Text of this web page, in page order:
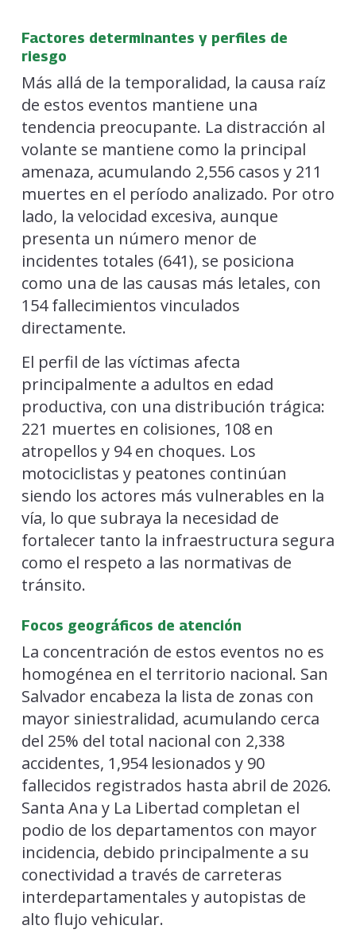
Factores determinantes y perfiles de
riesgo
Más allá de la temporalidad, la causa raíz
de estos eventos mantiene una
tendencia preocupante. La distracción al
volante se mantiene como la principal
amenaza, acumulando 2,556 casos y 211
muertes en el período analizado. Por otro
lado, la velocidad excesiva, aunque
presenta un número menor de
incidentes totales (641), se posiciona
como una de las causas más letales, con
154 fallecimientos vinculados
directamente.
El perfil de las víctimas afecta
principalmente a adultos en edad
productiva, con una distribución trágica:
221 muertes en colisiones, 108 en
atropellos y 94 en choques. Los
motociclistas y peatones continúan
siendo los actores más vulnerables en la
vía, lo que subraya la necesidad de
fortalecer tanto la infraestructura segura
como el respeto a las normativas de
tránsito.
Focos geográficos de atención
La concentración de estos eventos no es
homogénea en el territorio nacional. San
Salvador encabeza la lista de zonas con
mayor siniestralidad, acumulando cerca
del 25% del total nacional con 2,338
accidentes, 1,954 lesionados y 90
fallecidos registrados hasta abril de 2026.
Santa Ana y La Libertad completan el
podio de los departamentos con mayor
incidencia, debido principalmente a su
conectividad a través de carreteras
interdepartamentales y autopistas de
alto flujo vehicular.